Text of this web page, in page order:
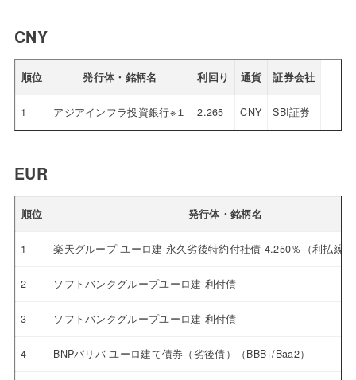
CNY
順位 発行体・銘柄名 利回り 通貨 証券会社
1 アジアインフラ投資銀行※１ 2.265 CNY SBI証券
EUR
順位 発行体・銘柄名
1 楽天グループ ユーロ建 永久劣後特約付社債 4.250％（利払繰
2 ソフトバンクグループユーロ建 利付債
3 ソフトバンクグループユーロ建 利付債
4 BNPパリバ ユーロ建て債券（劣後債）（BBB+/Baa2）